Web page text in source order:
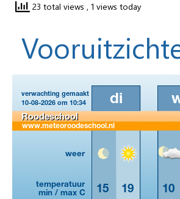
23 total views , 1 views today